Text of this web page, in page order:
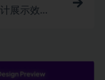
展示效果